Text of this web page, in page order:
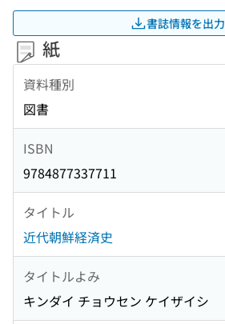
書誌情報を出力
紙
資料種別
図書
ISBN
9784877337711
タイトル
近代朝鮮経済史
タイトルよみ
キンダイ チョウセン ケイザイシ